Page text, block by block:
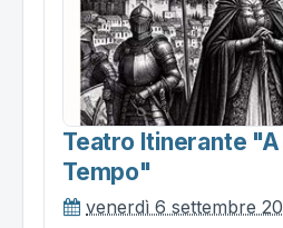
Teatro Itinerante "a
Tempo"
venerdì 6 settembre